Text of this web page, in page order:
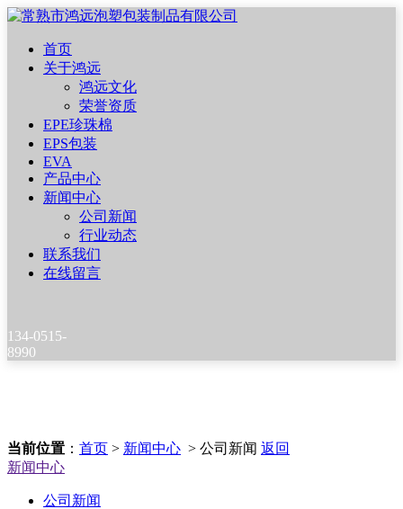
首页
关于鸿远
鸿远文化
荣誉资质
EPE珍珠棉
EPS包装
EVA
产品中心
新闻中心
公司新闻
行业动态
联系我们
在线留言
134-0515-
8990
当前位置 ： 首页 > 新闻中心 > 公司新闻 返回
新闻中心
公司新闻